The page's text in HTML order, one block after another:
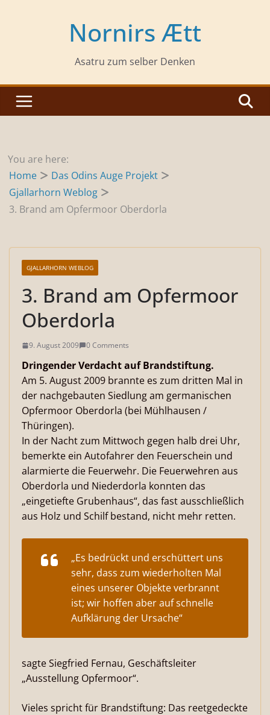
Nornirs Ætt
Asatru zum selber Denken
You are here:
Home
Das Odins Auge Projekt
Gjallarhorn Weblog
3. Brand am Opfermoor Oberdorla
GJALLARHORN WEBLOG
3. Brand am Opfermoor
Oberdorla
9. August 2009 0 Comments
Dringender Verdacht auf Brandstiftung.
Am 5. August 2009 brannte es zum dritten Mal in
der nachgebauten Siedlung am germanischen
Opfermoor Oberdorla (bei Mühlhausen /
Thüringen).
In der Nacht zum Mittwoch gegen halb drei Uhr,
bemerkte ein Autofahrer den Feuerschein und
alarmierte die Feuerwehr. Die Feuerwehren aus
Oberdorla und Niederdorla konnten das
„eingetiefte Grubenhaus“, das fast ausschließlich
aus Holz und Schilf bestand, nicht mehr retten.
„Es bedrückt und erschüttert uns
sehr, dass zum wiederholten Mal
eines unserer Objekte verbrannt
ist; wir hoffen aber auf schnelle
Aufklärung der Ursache“
sagte Siegfried Fernau, Geschäftsleiter
„Ausstellung Opfermoor“.
Vieles spricht für Brandstiftung: Das reetgedeckte